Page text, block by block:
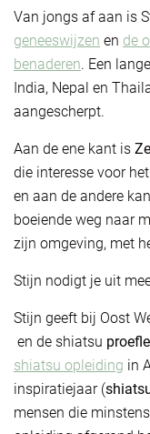
Van jongs af aan is
geneeswijzen en de
benaderen. Een
India, Nepal en
aangescherpt.
Aan de ene kant is
die interesse voor
en aan de andere
boeiende weg naar
zijn omgeving, met
Stijn nodigt je uit
Stijn geeft bij Oost
en de shiatsu
shiatsu opleiding in
inspiratiejaar (
mensen die